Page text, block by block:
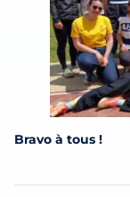
Bravo à tous !